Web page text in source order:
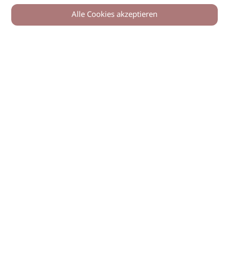
0
Alle Cookies akzeptieren